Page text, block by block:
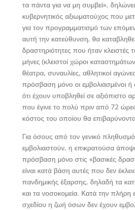
τα πάντα για να μη συμβεί»,
κυβερνητικός αξιωματούχος που
για τον προγραμματισμό των
αυτή την κατεύθυνση, θα
δραστηριότητες που ήταν κλειστές
μήνες (κλειστοί χώροι
θέατρα, συναυλίες, αθλητικοί
πρόσβαση μόνο οι εμβολιασμένοι ή
ότι έχουν υποβληθεί σε αξιόπιστο
που έγινε το πολύ πριν από 72
κόστος του οποίου θα επιβαρύνονται
Για όσους από τον γενικό
εμβολιαστούν, η επικρατούσα
πρόσβαση μόνο στις «βασικές
είναι κατά βάση αυτές που δεν
πανδημικής έξαρσης, δηλαδή τα
και τα νοσοκομεία. Κατά την πλήρη
σχεδίου η ζωή όσων δεν έχουν